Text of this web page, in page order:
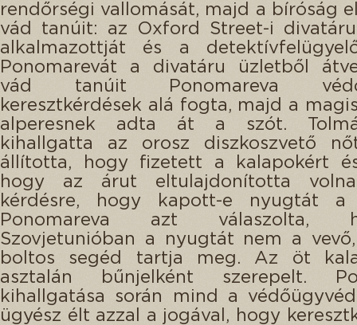
rendőrségi vallomását, majd a bíróság
vád tanúit: az Oxford Street-i
alkalmazottját és a
Ponomarevát a divatáru üzletből
vád tanúit Ponomareva
keresztkérdések alá fogta, majd a
alperesnek adta át a szót.
kihallgatta az orosz diszkoszvető
állította, hogy fizetett a kalapokért
hogy az árut eltulajdonította
kérdésre, hogy kapott-e nyugtát a
Ponomareva azt válaszolta,
Szovjetunióban a nyugtát nem a
boltos segéd tartja meg. Az öt
asztalán bűnjelként szerepelt.
kihallgatása során mind a
ügyész élt azzal a jogával, hogy